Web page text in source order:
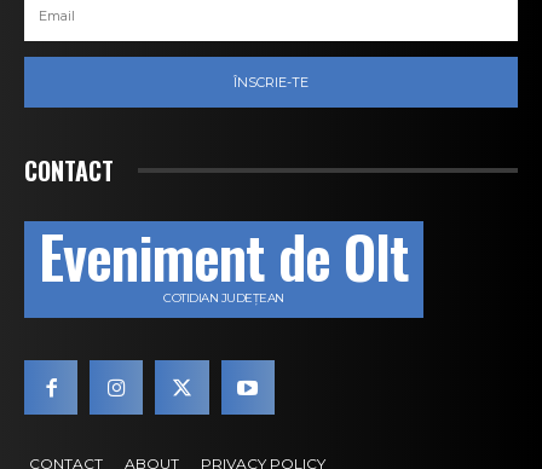
ÎNSCRIE-TE
CONTACT
Eveniment de Olt
COTIDIAN JUDEȚEAN
CONTACT ABOUT PRIVACY POLICY